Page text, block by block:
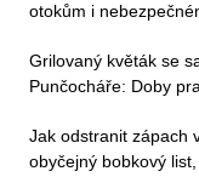
otokům i
Grilovaný květák se
Punčocháře: Doby
Jak odstranit zápach
obyčejný bobkový